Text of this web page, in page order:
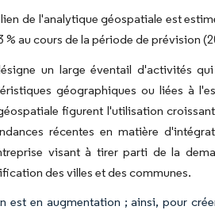
de l'analytique géospatiale est
% au cours de la période de prévision
un large éventail d'activités
géographiques ou liées à
figurent l'utilisation
récentes en matière
visant à tirer parti de la
des villes et des communes.
est en augmentation ; ainsi, pour